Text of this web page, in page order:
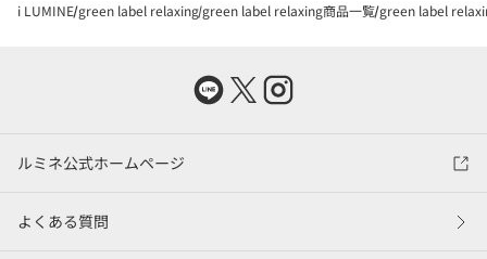
i LUMINE green label relaxing green label relaxing商品一覧 green label
ルミネ公式ホームページ
よくある質問